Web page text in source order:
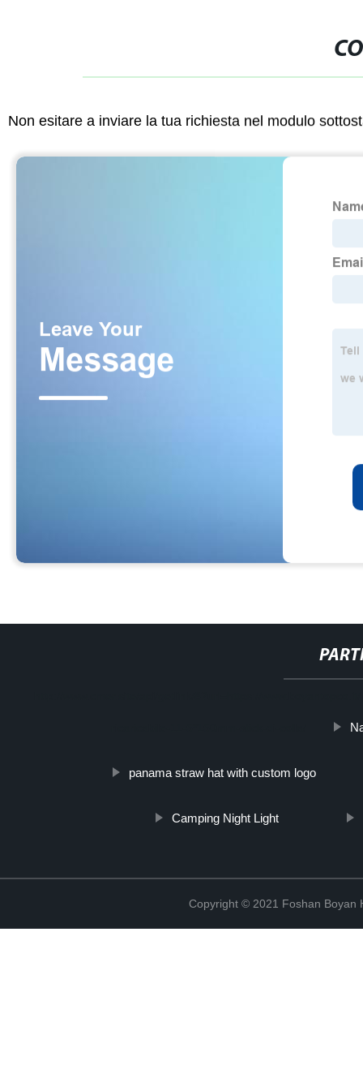
Non esitare a inviare la tua richiesta nel modulo
panama straw hat with custom logo
Camping Night Light
Copyright © 2021 Foshan Boyan